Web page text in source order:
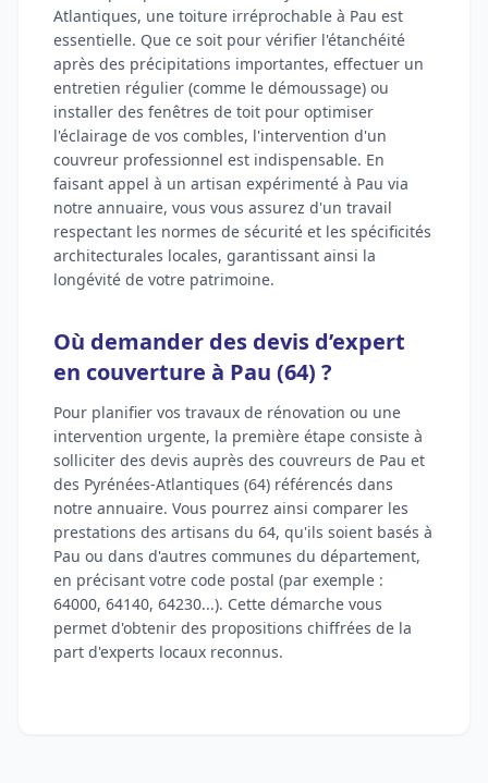
Atlantiques, une toiture irréprochable à Pau est
essentielle. Que ce soit pour vérifier l'étanchéité
après des précipitations importantes, effectuer un
entretien régulier (comme le démoussage) ou
installer des fenêtres de toit pour optimiser
l'éclairage de vos combles, l'intervention d'un
couvreur professionnel est indispensable. En
faisant appel à un artisan expérimenté à Pau via
notre annuaire, vous vous assurez d'un travail
respectant les normes de sécurité et les spécificités
architecturales locales, garantissant ainsi la
longévité de votre patrimoine.
Où demander des devis d’expert
en couverture à Pau (64) ?
Pour planifier vos travaux de rénovation ou une
intervention urgente, la première étape consiste à
solliciter des devis auprès des couvreurs de Pau et
des Pyrénées-Atlantiques (64) référencés dans
notre annuaire. Vous pourrez ainsi comparer les
prestations des artisans du 64, qu'ils soient basés à
Pau ou dans d'autres communes du département,
en précisant votre code postal (par exemple :
64000, 64140, 64230...). Cette démarche vous
permet d'obtenir des propositions chiffrées de la
part d'experts locaux reconnus.